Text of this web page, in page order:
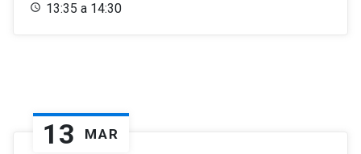
13:35 a 14:30
13 MAR